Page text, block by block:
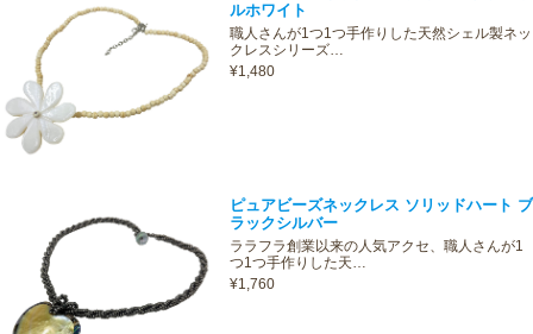
ルホワイト
職人さんが1つ1つ手作りした天然シェル製ネッ
クレスシリーズ…
¥1,480
ピュアビーズネックレス ソリッドハート ブ
ラックシルバー
ララフラ創業以来の人気アクセ、職人さんが1
つ1つ手作りした天…
¥1,760